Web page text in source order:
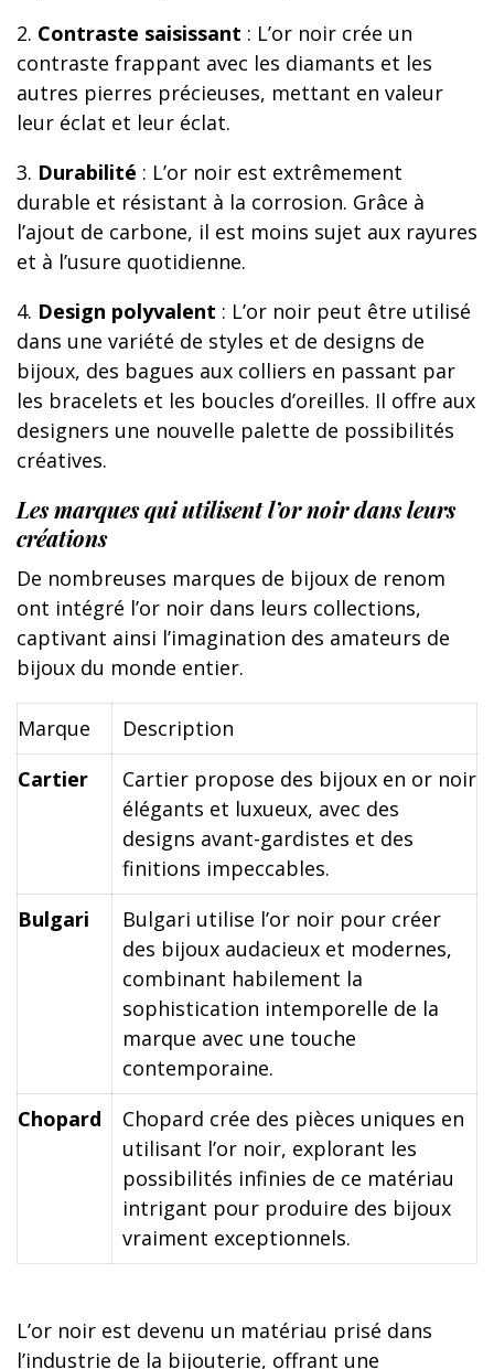
2. Contraste saisissant : L’or noir crée un
contraste frappant avec les diamants et les
autres pierres précieuses, mettant en valeur
leur éclat et leur éclat.
3. Durabilité : L’or noir est extrêmement
durable et résistant à la corrosion. Grâce à
l’ajout de carbone, il est moins sujet aux rayures
et à l’usure quotidienne.
4. Design polyvalent : L’or noir peut être utilisé
dans une variété de styles et de designs de
bijoux, des bagues aux colliers en passant par
les bracelets et les boucles d’oreilles. Il offre aux
designers une nouvelle palette de possibilités
créatives.
Les marques qui utilisent l’or noir dans leurs
créations
De nombreuses marques de bijoux de renom
ont intégré l’or noir dans leurs collections,
captivant ainsi l’imagination des amateurs de
bijoux du monde entier.
Marque
Description
Cartier
Cartier propose des bijoux en or noir
élégants et luxueux, avec des
designs avant-gardistes et des
finitions impeccables.
Bulgari
Bulgari utilise l’or noir pour créer
des bijoux audacieux et modernes,
combinant habilement la
sophistication intemporelle de la
marque avec une touche
contemporaine.
Chopard
Chopard crée des pièces uniques en
utilisant l’or noir, explorant les
possibilités infinies de ce matériau
intrigant pour produire des bijoux
vraiment exceptionnels.
L’or noir est devenu un matériau prisé dans
l’industrie de la bijouterie, offrant une